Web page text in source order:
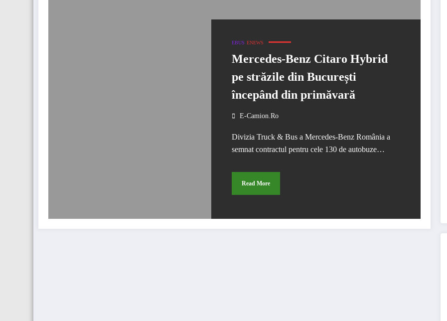
EBUS ENEWS
Mercedes-Benz Citaro Hybrid
pe străzile din București
începând din primăvară
E-Camion.ro
Divizia Truck & Bus a Mercedes-Benz România a
semnat contractul pentru cele 130 de autobuze…
Read More